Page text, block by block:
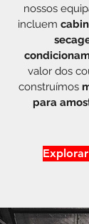
nossos
incluem
valor dos
construímos
para